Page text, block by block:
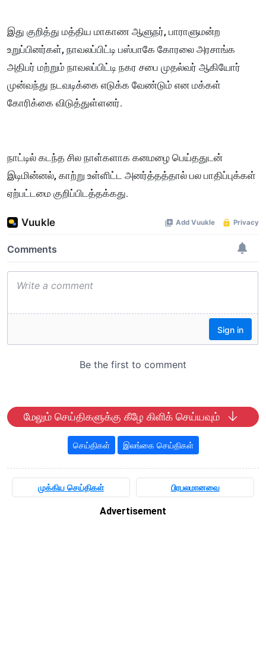
இது குறித்து மத்திய மாகாண ஆளுநர், பாராளுமன்ற
உறுப்பினர்கள், நாவலப்பிட்டி பஸ்பாகே கோரலை அரசாங்க
அதிபர் மற்றும் நாவலப்பிட்டி நகர சபை முதல்வர் ஆகியோர்
முன்வந்து நடவடிக்கை எடுக்க வேண்டும் என மக்கள்
கோரிக்கை விடுத்துள்ளனர்.
நாட்டில் கடந்த சில நாள்களாக கனமழை பெய்ததுடன்
இடிமின்னல், காற்று உள்ளிட்ட அனர்த்தத்தால் பல பாதிப்புக்கள்
ஏற்பட்டமை குறிப்பிடத்தக்கது.
மேலும் செய்திகளுக்கு கீழே கிளிக் செய்யவும்
செய்திகள் இலங்கை செய்திகள்
முக்கிய செய்திகள் பிரபலமானவை
Advertisement